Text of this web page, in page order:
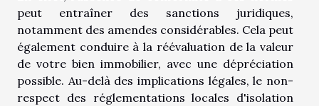
peut entraîner des sanctions juridiques,
notamment des amendes considérables. Cela peut
également conduire à la réévaluation de la valeur
de votre bien immobilier, avec une dépréciation
possible. Au-delà des implications légales, le non-
respect des réglementations locales d'isolation